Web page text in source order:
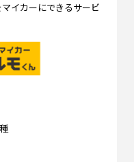
イカーにできるサービ